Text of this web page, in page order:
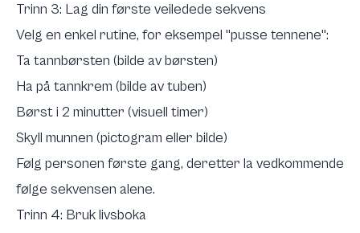
Trinn 3: Lag din første veiledede sekvens
Velg en enkel rutine, for eksempel "pusse tennene":
Ta tannbørsten (bilde av børsten)
Ha på tannkrem (bilde av tuben)
Børst i 2 minutter (visuell timer)
Skyll munnen (pictogram eller bilde)
Følg personen første gang, deretter la vedkommende
følge sekvensen alene.
Trinn 4: Bruk livsboka